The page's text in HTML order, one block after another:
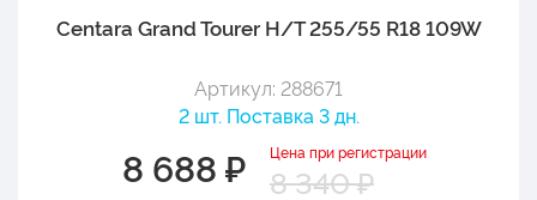
Centara Grand Tourer H/T 255/55 R18 109W
Артикул: 288671
2 шт. Поставка 3 дн.
8 688 ₽ Цена при регистрации
8 340 ₽